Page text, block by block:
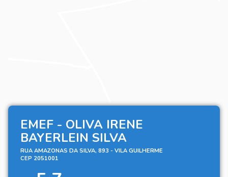
EMEF - OLIVA IRENE
BAYERLEIN SILVA
RUA AMAZONAS DA SILVA, 893 - VILA GUILHERME
CEP 2051001